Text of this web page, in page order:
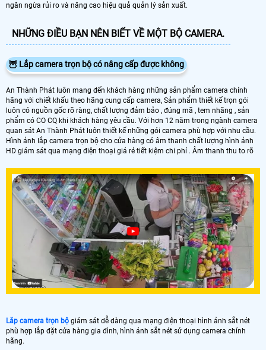
ngăn ngừa rủi ro và nâng cao hiệu quả quản lý sản xuất.
NHỮNG ĐIỀU BẠN NÊN BIẾT VỀ MỘT BỘ CAMERA.
🦉 Lắp camera trọn bộ có nâng cấp được không
An Thành Phát luôn mang đến khách hàng những sản phẩm camera chính
hãng với chiết khấu theo hãng cung cấp camera, Sản phẩm thiết kế trọn gói
luôn có nguồn gốc rõ ràng, chất lượng đảm bảo , đúng mã , tem nhãng , sản
phẩm có CO CQ khi khách hàng yêu cầu. Với hơn 12 năm trong ngành camera
quan sát An Thành Phát luôn thiết kế những gói camera phù hợp với nhu cầu.
Hình ảnh lắp camera trọn bộ cho cửa hàng có âm thanh chất lượng hình ảnh
HD giám sát qua mạng điện thoại giá rẻ tiết kiệm chi phí . Âm thanh thu to rõ
Lăp camera trọn bộ giám sát dễ dàng qua mạng điện thoại hình ảnh sắt nét
phù hợp lắp đặt cửa hàng gia đình, hình ảnh sắt nét sử dụng camera chính
hãng.